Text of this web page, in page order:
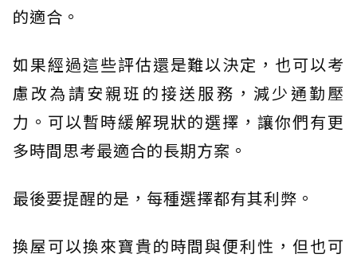
的適合。
如果經過這些評估還是難以決定，也可以考
慮改為請安親班的接送服務，減少通勤壓
力。可以暫時緩解現狀的選擇，讓你們有更
多時間思考最適合的長期方案。
最後要提醒的是，每種選擇都有其利弊。
換屋可以換來寶貴的時間與便利性，但也可